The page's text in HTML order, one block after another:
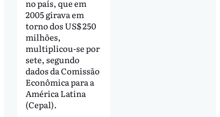
no país, que em
2005 girava em
torno dos US$ 250
milhões,
multiplicou-se por
sete, segundo
dados da Comissão
Econômica para a
América Latina
(Cepal).